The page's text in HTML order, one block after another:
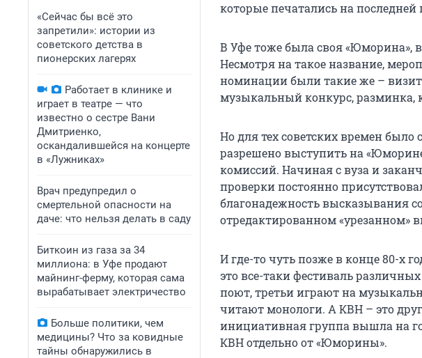
«Сейчас бы всё это
запретили»: истории из
советского детства в
пионерских лагерях
Работает в клинике и
играет в театре — что
известно о сестре Вани
Дмитриенко,
оскандалившейся на концерте
в «Лужниках»
Врач предупредил о
смертельной опасности на
даче: что нельзя делать в саду
Биткоин из газа за 34
миллиона: в Уфе продают
майнинг-ферму, которая сама
вырабатывает электричество
Больше политики, чем
медицины? Что за ковидные
тайны обнаружились в
которые печатались на последней
В Уфе тоже была своя «Юморина»,
Несмотря на такое название,
номинации были такие же –
музыкальный конкурс, разминка,
Но для тех советских времен
разрешено выступить на
комиссий. Начиная с вуза и
проверки постоянно
благонадежность высказывания
отредактированном «урезанном»
И где-то чуть позже в конце 80-х
это все-таки фестиваль
поют, третьи играют на
читают монологи. А КВН – это
инициативная группа вышла на
КВН отдельно от «Юморины».